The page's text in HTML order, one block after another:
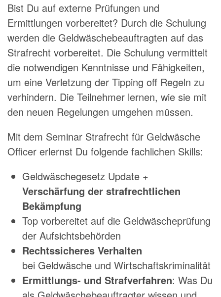
Bist Du auf externe Prüfungen und
Ermittlungen vorbereitet? Durch die Schulung
werden die Geldwäschebeauftragten auf das
Strafrecht vorbereitet. Die Schulung vermittelt
die notwendigen Kenntnisse und Fähigkeiten,
um eine Verletzung der Tipping off Regeln zu
verhindern. Die Teilnehmer lernen, wie sie mit
den neuen Regelungen umgehen müssen.
Mit dem Seminar Strafrecht für Geldwäsche
Officer erlernst Du folgende fachlichen Skills:
Geldwäschegesetz Update +
Verschärfung der strafrechtlichen
Bekämpfung
Top vorbereitet auf die Geldwäscheprüfung
der Aufsichtsbehörden
Rechtssicheres Verhalten
bei Geldwäsche und Wirtschaftskriminalität
Ermittlungs- und Strafverfahren: Was Du